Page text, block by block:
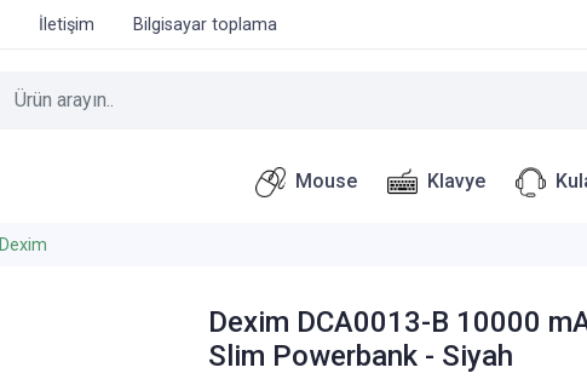
İletişim Bilgisayar toplama
Mouse Klavye
Dexim
Dexim DCA0013-B 10000
Slim Powerbank - Siyah